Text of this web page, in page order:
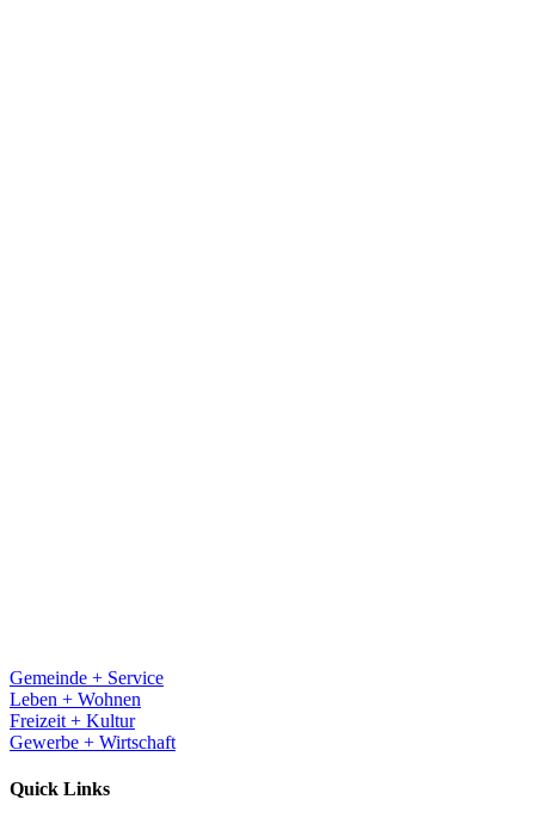
Gemeinde + Service
Leben + Wohnen
Freizeit + Kultur
Gewerbe + Wirtschaft
Quick Links